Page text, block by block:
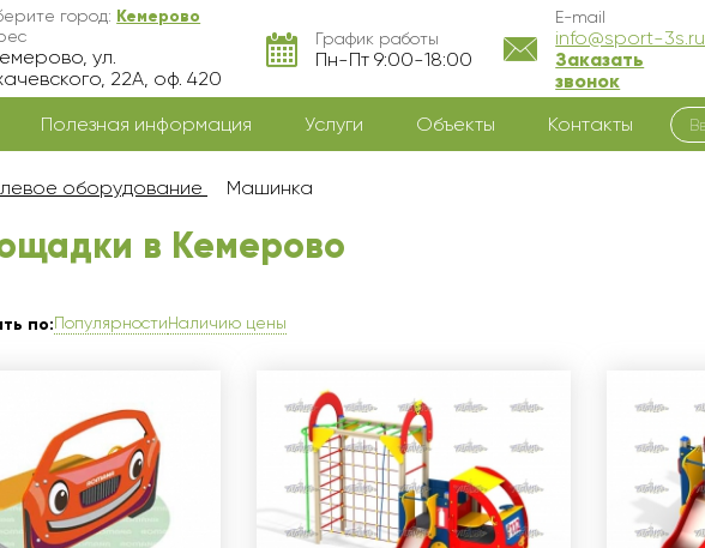
город: Кемерово
ул.
22А, оф. 420
График работы
Пн-Пт 9:00-18:00
E-mail
info@sport-3s.ru
Заказать
звонок
Полезная информация Услуги Объекты Контакты
оборудование Машинка
в Кемерово
по:ПопулярностиНаличию цены